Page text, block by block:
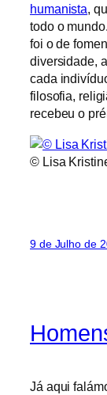
humanista,
todo o
foi o de
diversidade,
cada
filosofia,
recebeu o
© Lisa
9 de Julho de
Já aqui